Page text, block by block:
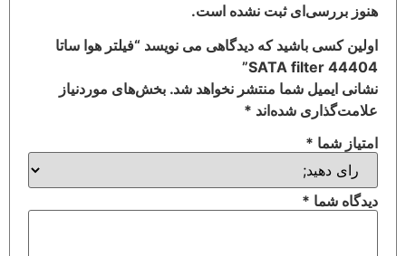
هنوز بررسی‌ای ثبت نشده است.
اولین کسی باشید که دیدگاهی می نویسد “فیلتر هوا ساتا
SATA filter 44404”
نشانی ایمیل شما منتشر نخواهد شد. بخش‌های موردنیاز
علامت‌گذاری شده‌اند *
امتیاز شما *
دیدگاه شما *